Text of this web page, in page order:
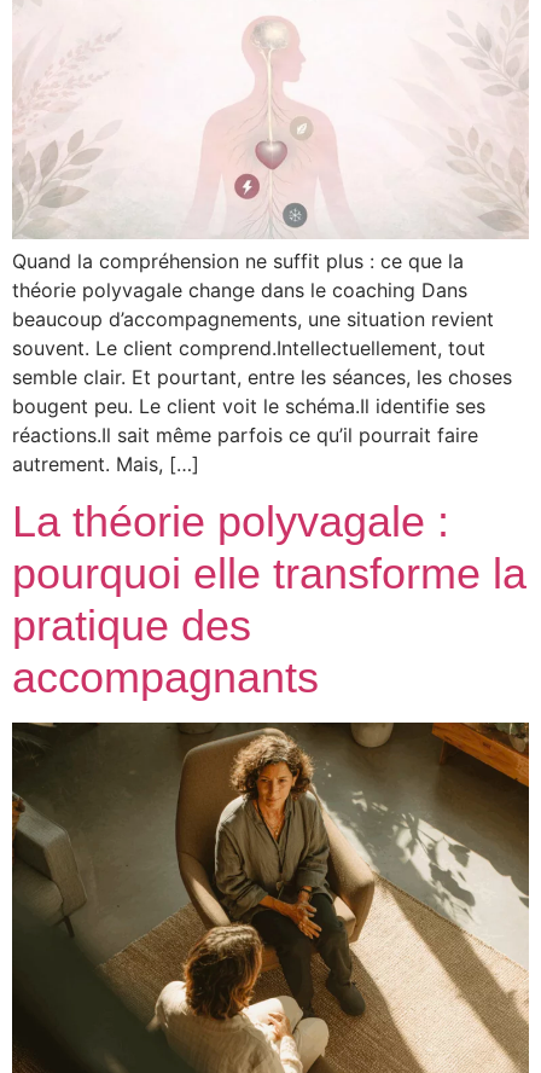
Quand la compréhension ne suffit plus : ce que la
théorie polyvagale change dans le coaching Dans
beaucoup d’accompagnements, une situation revient
souvent. Le client comprend.Intellectuellement, tout
semble clair. Et pourtant, entre les séances, les choses
bougent peu. Le client voit le schéma.Il identifie ses
réactions.Il sait même parfois ce qu’il pourrait faire
autrement. Mais, […]
La théorie polyvagale :
pourquoi elle transforme la
pratique des
accompagnants